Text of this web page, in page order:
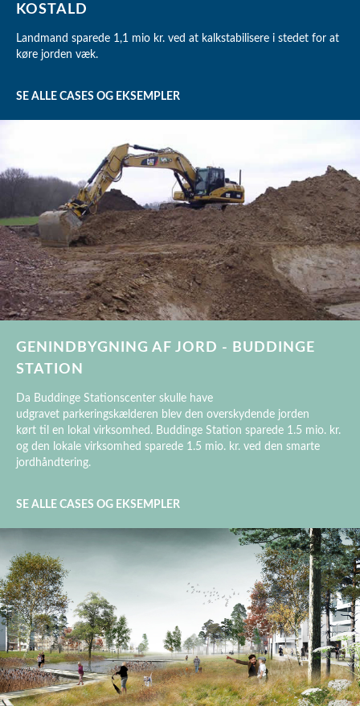
KOSTALD
Landmand sparede 1,1 mio kr. ved at kalkstabilisere i stedet for at
køre jorden væk.
SE ALLE CASES OG EKSEMPLER
GENINDBYGNING AF JORD - BUDDINGE
STATION
Da Buddinge Stationscenter skulle have
udgravet parkeringskælderen blev den overskydende jorden
kørt til en lokal virksomhed. Buddinge Station sparede 1.5 mio. kr.
og den lokale virksomhed sparede 1.5 mio. kr. ved den smarte
jordhåndtering.
SE ALLE CASES OG EKSEMPLER